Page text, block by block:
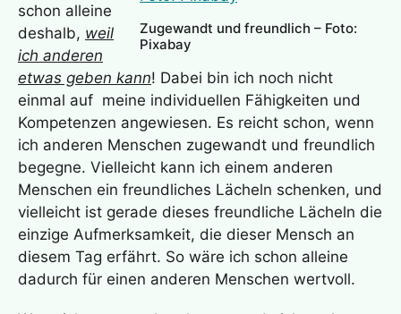
Zugewandt und freundlich – Foto:
Pixabay
schon alleine
deshalb, weil
ich anderen
etwas geben kann! Dabei bin ich noch nicht
einmal auf meine individuellen Fähigkeiten und
Kompetenzen angewiesen. Es reicht schon, wenn
ich anderen Menschen zugewandt und freundlich
begegne. Vielleicht kann ich einem anderen
Menschen ein freundliches Lächeln schenken, und
vielleicht ist gerade dieses freundliche Lächeln die
einzige Aufmerksamkeit, die dieser Mensch an
diesem Tag erfährt. So wäre ich schon alleine
dadurch für einen anderen Menschen wertvoll.